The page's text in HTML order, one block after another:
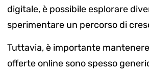
digitale, è possibile esplorare
sperimentare un percorso di
Tuttavia, è importante
offerte online sono spesso